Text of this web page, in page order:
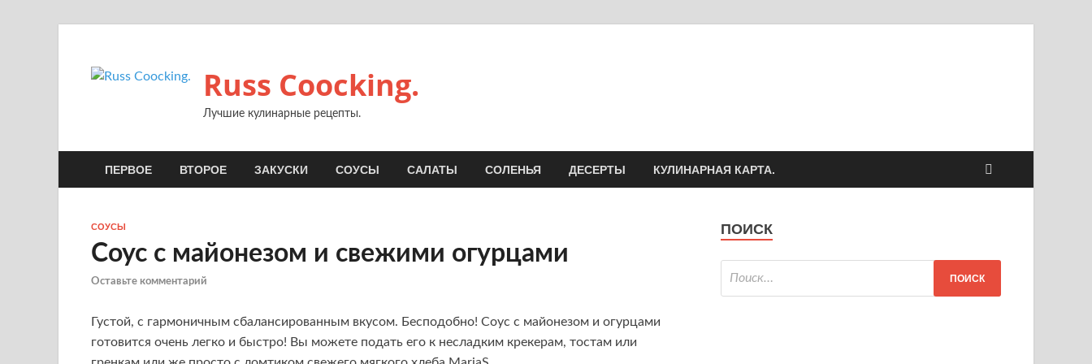
Russ Coocking.
Лучшие кулинарные рецепты.
ПЕРВОЕ ВТОРОЕ ЗАКУСКИ СОУСЫ САЛАТЫ СОЛЕНЬЯ ДЕСЕРТЫ КУЛИНАРНАЯ КАРТА.
СОУСЫ
Соус с майонезом и свежими огурцами
Оставьте комментарий
Густой, с гармоничным сбалансированным вкусом. Бесподобно! Соус с майонезом и огурцами
готовится очень легко и быстро! Вы можете подать его к несладким крекерам, тостам или
ПОИСК